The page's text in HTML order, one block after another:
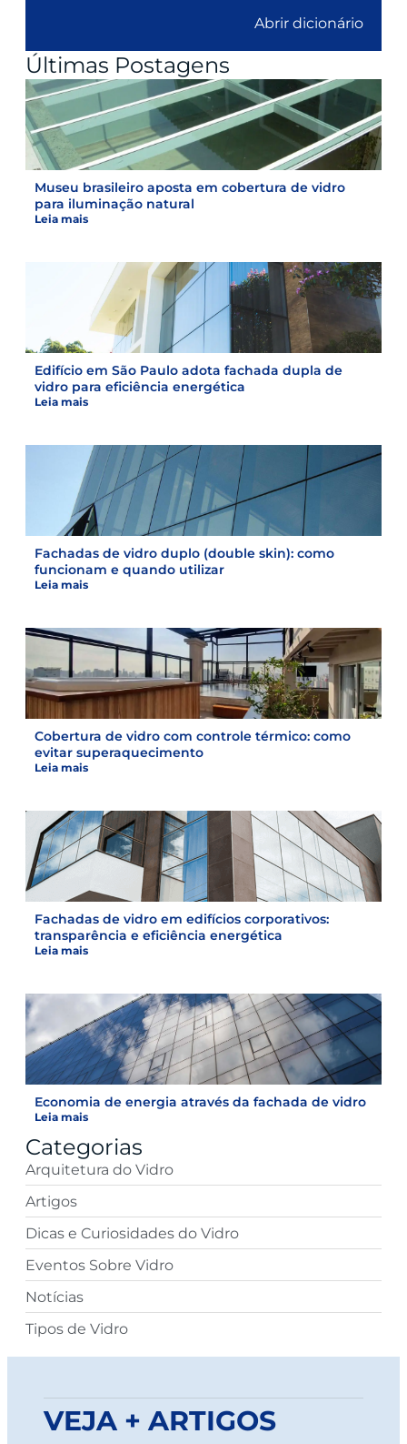
Abrir dicionário
Últimas Postagens
Museu brasileiro aposta em cobertura de vidro
para iluminação natural
Leia mais
Edifício em São Paulo adota fachada dupla de
vidro para eficiência energética
Leia mais
Fachadas de vidro duplo (double skin): como
funcionam e quando utilizar
Leia mais
Cobertura de vidro com controle térmico: como
evitar superaquecimento
Leia mais
Fachadas de vidro em edifícios corporativos:
transparência e eficiência energética
Leia mais
Economia de energia através da fachada de vidro
Leia mais
Categorias
Arquitetura do Vidro
Artigos
Dicas e Curiosidades do Vidro
Eventos Sobre Vidro
Notícias
Tipos de Vidro
VEJA + ARTIGOS